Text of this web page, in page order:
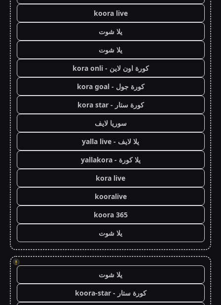
koora live
يلا شوت
يلا شوت
كورة اون لاين - kora onli
كورة جول - kora goal
كورة ستار - kora star
سوريا لايف
يلا لايف - yalla live
يلا كورة - yallakora
kora live
kooralive
koora 365
يلا شوت
!
يلا شوت
كورة ستار - koora-star